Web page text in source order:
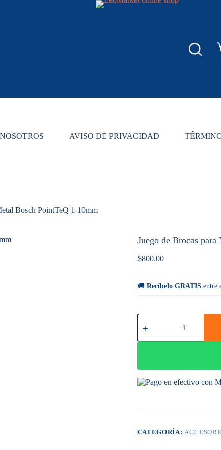
NOSOTROS AVISO DE PRIVACIDAD
Bosch PointTeQ 1-10mm
Juego de Brocas
$800.00
🚚 Recíbelo GRATISentre
Juego
de
para
PointTeQ
1-
10mm
CATEGORÍA: